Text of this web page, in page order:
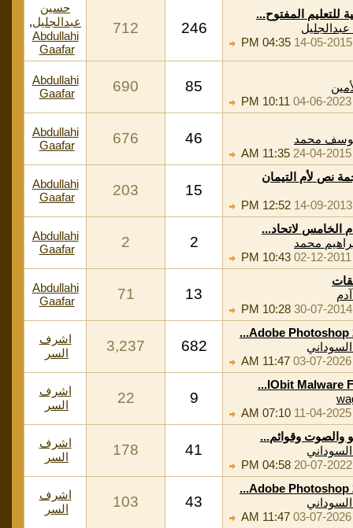
للتعليم المفتوح...
14-05-2015
04:35 PM
246
712
حسين
عبدالجليل,
Abdullahi
Gaafar
04-06-2023
10:11 PM
85
690
Abdullahi
Gaafar
يوسف محمد
24-04-2015
11:35 AM
46
676
Abdullahi
Gaafar
نص لأم التيمان
14-09-2013
12:52 PM
15
203
Abdullahi
Gaafar
الخامس لاتحاد...
محمد
02-12-2011
10:43 PM
2
2
Abdullahi
Gaafar
30-07-2014
10:28 PM
13
71
Abdullahi
Gaafar
Adobe Photoshop
03-07-2026
11:47 AM
682
3,237
اشرف
السر
IObit Malware
11-04-2025
07:10 AM
9
22
اشرف
السر
والصوت وقوائم...
20-07-2022
04:58 PM
41
178
اشرف
السر
Adobe Photoshop
03-07-2026
11:47 AM
43
103
اشرف
السر